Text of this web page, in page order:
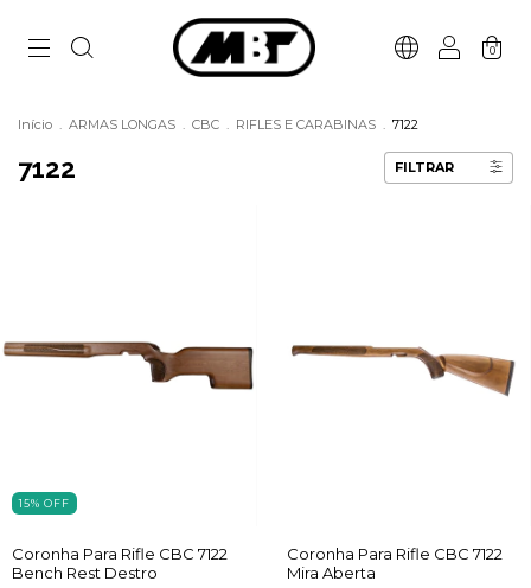
0
Início . ARMAS LONGAS . CBC . RIFLES E CARABINAS . 7122
7122 FILTRAR
15% OFF
Coronha Para Rifle CBC 7122
Bench Rest Destro
Coronha Para Rifle CBC 7122
Mira Aberta